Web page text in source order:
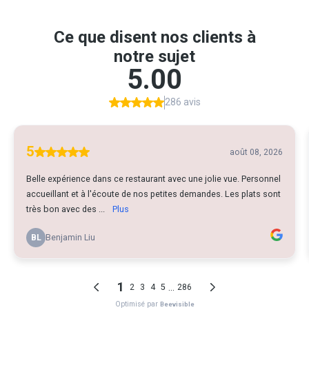
Ce que disent nos clients à
notre sujet
5.00
286 avis
5 août 08, 2026
Belle expérience dans ce restaurant avec une jolie vue. Personnel
accueillant et à l'écoute de nos petites demandes. Les plats sont
très bon avec des ...
Plus
BL Benjamin Liu
1 2 3 4 5 286
Optimisé par Beevisible